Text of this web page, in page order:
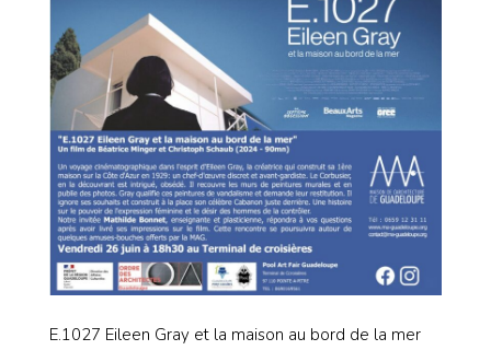
E.1027 Eileen Gray et la maison au bord de la mer